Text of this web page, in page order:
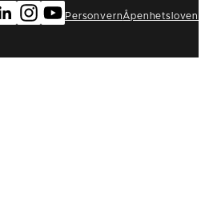
PersonvernÅpenhetsloven